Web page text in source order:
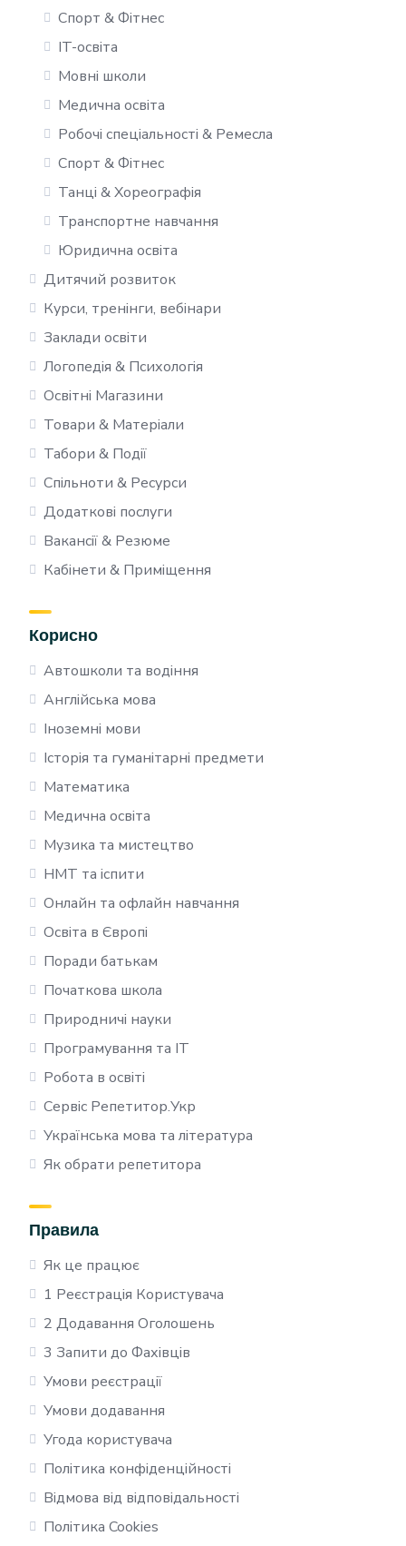
Спорт & Фітнес
IT-освіта
Мовні школи
Медична освіта
Робочі спеціальності & Ремесла
Спорт & Фітнес
Танці & Хореографія
Транспортне навчання
Юридична освіта
Дитячий розвиток
Курси, тренінги, вебінари
Заклади освіти
Логопедія & Психологія
Освітні Магазини
Товари & Матеріали
Табори & Події
Спільноти & Ресурси
Додаткові послуги
Вакансії & Резюме
Кабінети & Приміщення
Корисно
Автошколи та водіння
Англійська мова
Іноземні мови
Історія та гуманітарні предмети
Математика
Медична освіта
Музика та мистецтво
НМТ та іспити
Онлайн та офлайн навчання
Освіта в Європі
Поради батькам
Початкова школа
Природничі науки
Програмування та IT
Робота в освіті
Сервіс Репетитор.Укр
Українська мова та література
Як обрати репетитора
Правила
Як це працює
1 Реєстрація Користувача
2 Додавання Оголошень
3 Запити до Фахівців
Умови реєстрації
Умови додавання
Угода користувача
Політика конфіденційності
Відмова від відповідальності
Політика Cookies